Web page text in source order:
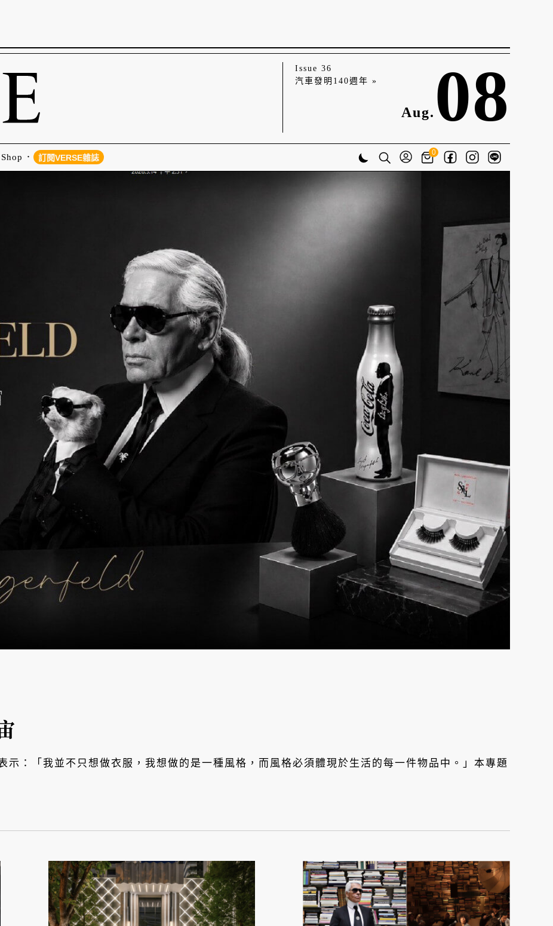
Issue 36
汽車發明140週年 »
Aug. 08
訂閱VERSE雜誌
0
示：「我並不只想做衣服，我想做的是一種風格，而風格必須體現於生活的每一件物品中。」本專題